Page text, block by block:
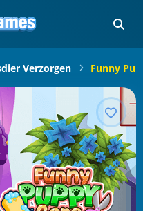
Verzorgen Funny